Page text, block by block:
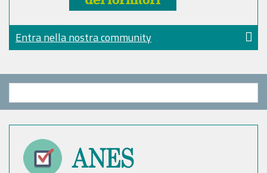
Entra nella nostra community